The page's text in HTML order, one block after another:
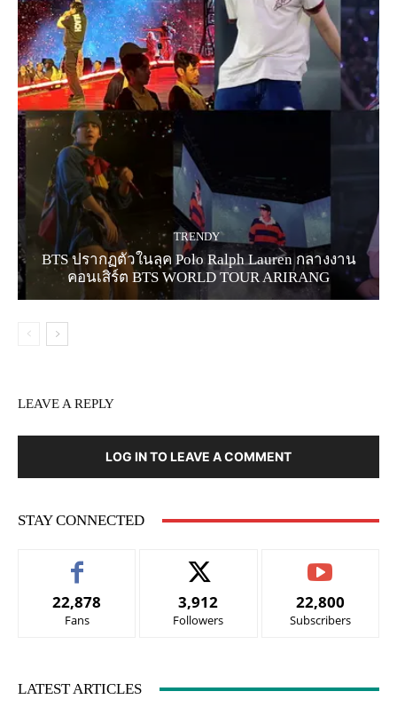
TRENDY
BTS ปรากฏตัวในลุค Polo Ralph Lauren กลางงาน
คอนเสิร์ต BTS WORLD TOUR ARIRANG
LEAVE A REPLY
LOG IN TO LEAVE A COMMENT
STAY CONNECTED
22,878
Fans
3,912
Followers
22,800
Subscribers
LATEST ARTICLES